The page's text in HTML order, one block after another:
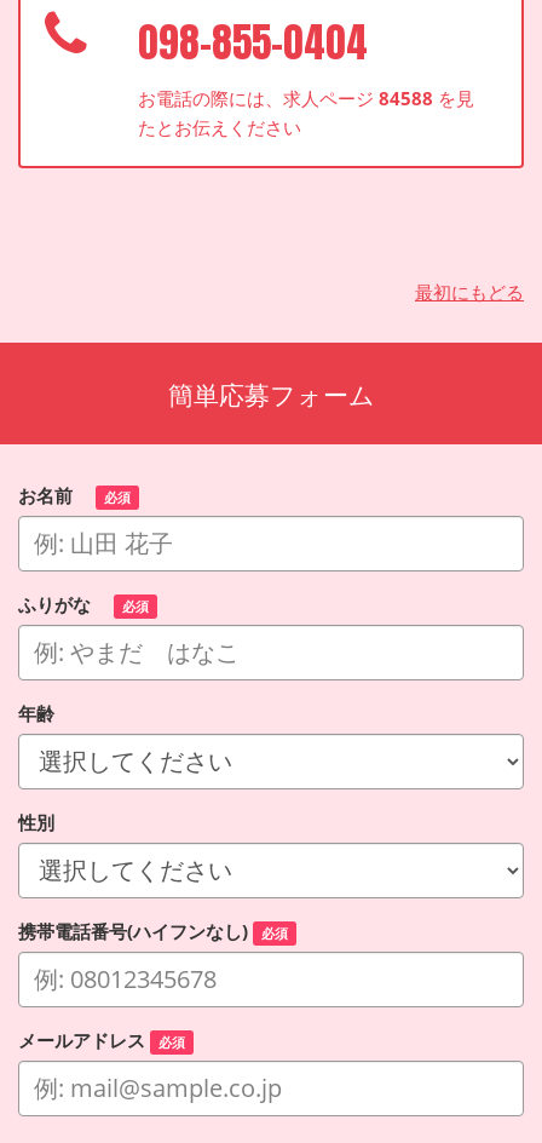
098-855-0404
お電話の際には、求人ページ84588 を見
たとお伝えください
最初にもどる
簡単応募フォーム
お名前 必須
ふりがな 必須
年齢
性別
携帯電話番号(ハイフンなし) 必須
メールアドレス 必須